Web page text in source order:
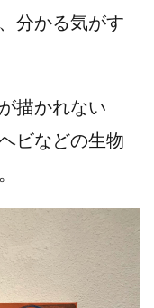
分かる気がす
描かれない
ビなどの生物